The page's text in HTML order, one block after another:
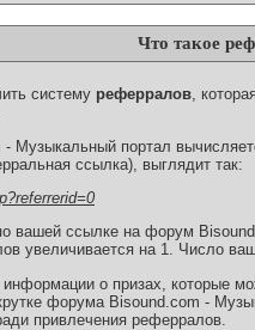
Что такое
систему реферралов,
Музыкальный портал
ссылка), выглядит так:
вашей ссылке на форум
увеличивается на 1. Число
о призах, которые
форума Bisound.com -
привлечения реферралов.